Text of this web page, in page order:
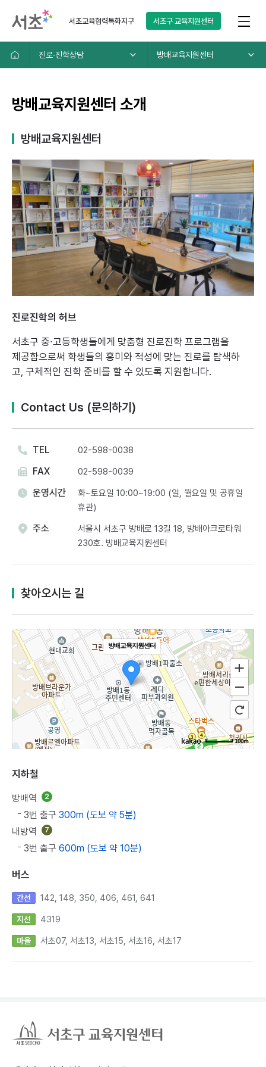
서초교육협력특화지구 서초구교육지원센터
진로∙진학상담 방배교육지원센터
방배교육지원센터 소개
방배교육지원센터
진로진학의 허브
서초구 중∙고등학생들에게 맞춤형 진로진학 프로그램을
제공함으로써 학생들의 흥미와 적성에 맞는 진로를 탐색하
고, 구체적인 진학 준비를 할 수 있도록 지원합니다.
Contact Us (문의하기)
TEL 02-598-0038
FAX 02-598-0039
운영시간
화~토요일 10:00~19:00 (일, 월요일 및 공휴일
휴관)
주소
서울시 서초구 방배로 13길 18, 방배아크로타워
230호. 방배교육지원센터​
찾아오시는 길
방배교육지원센터
100m
지하철
방배역 2
3번 출구 300m (도보 약 5분)
내방역
7
3번 출구 600m (도보 약 10분)
버스
간선 142, 148, 350, 406, 461, 641
지선 4319
마을 서초07, 서초13, 서초15, 서초16, 서초17